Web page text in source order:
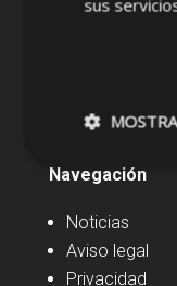
Navegación
Noticias
Aviso legal
Privacidad
sus